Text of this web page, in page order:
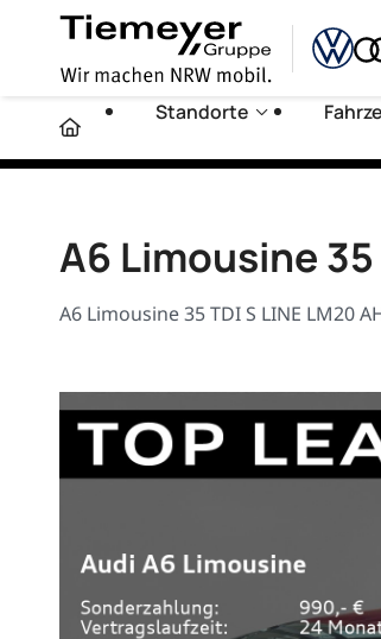
Standorte
A6 Limousine 35
A6 Limousine 35 TDI S LINE LM20